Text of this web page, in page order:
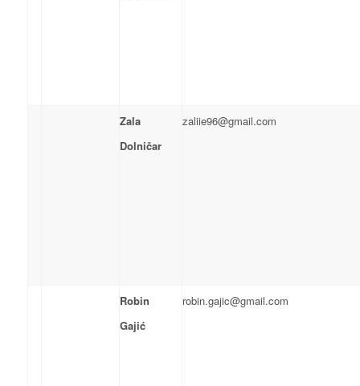
Zala
Dolničar
zaliie96@gmail.com
Robin
Gajić
robin.gajic@gmail.com